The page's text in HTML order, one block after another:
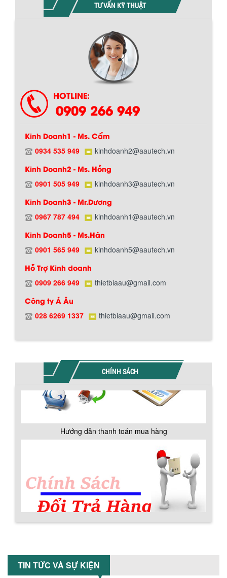
TƯ VẤN KỸ THUẬT
HOTLINE:
0909 266 949
Kinh Doanh1 - Ms. Cẩm
0934 535 949 kinhdoanh2@aautech.vn
Kinh Doanh2 - Ms. Hồng
0901 505 949 kinhdoanh3@aautech.vn
Kinh Doanh3 - Mr.Dương
0967 787 494 kinhdoanh1@aautech.vn
Kinh Doanh5 - Ms.Hân
0901 565 949 kinhdoanh5@aautech.vn
Hỗ Trợ Kinh doanh
0909 266 949 thietbiaau@gmail.com
Công ty Á Âu
028 6269 1337 thietbiaau@gmail.com
CHÍNH SÁCH
Hướng dẫn thanh toán mua hàng
TIN TỨC VÀ SỰ KIỆN
tạo gồm 2 lớp inox và được dùng để
làm giảm nhiệt độ của nguyên...
Máy trộn bột khô 500kg được thiết kế
thân bồn nằm ngang, với cánh trộn bột
Máy trộn bột khô 200kg được gia công
sản xuất tại công ty Á Âu. Máy dùng
trộn các loại bột khô trong các ngành...
VÌ SAO DOANH NGHIỆP NÊN CHỌN MÁY
NGHIỀN MÀU SƠN Á ÂU?
Khám phá lý do doanh nghiệp nên
chọn máy nghiền màu sơn Á Âu: hiệu
CÔNG NGHIỆP GIẢM SỐC
công nghiệp giảm sốc lên đến 20%.